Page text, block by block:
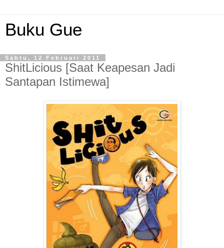
Buku Gue
Sabtu, 12 Februari 2011
ShitLicious [Saat Keapesan Jadi
Santapan Istimewa]